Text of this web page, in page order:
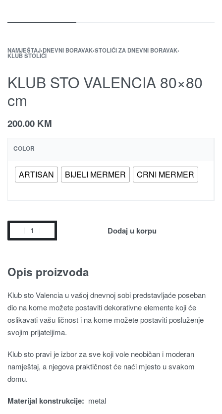
NAMJEŠTAJ›DNEVNI BORAVAK›STOLIĆI ZA DNEVNI BORAVAK›
KLUB STOLIĆI
KLUB STO VALENCIA 80×80
cm
200.00 KM
COLOR
ARTISAN BIJELI MERMER CRNI MERMER
Dodaj u korpu
Opis proizvoda
Klub sto Valencia u vašoj dnevnoj sobi predstavljaće poseban
dio na kome možete postaviti dekorativne elemente koji će
oslikavati vašu ličnost i na kome možete postaviti posluženje
svojim prijateljima.
Klub sto pravi je izbor za sve koji vole neobičan i moderan
namještaj, a njegova praktičnost će naći mjesto u svakom
domu.
Materijal konstrukcije: metal